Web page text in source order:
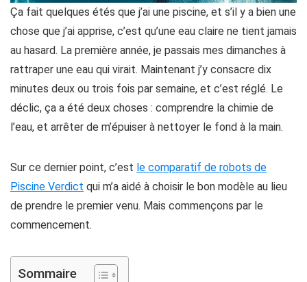
Ça fait quelques étés que j’ai une piscine, et s’il y a bien une
chose que j’ai apprise, c’est qu’une eau claire ne tient jamais
au hasard. La première année, je passais mes dimanches à
rattraper une eau qui virait. Maintenant j’y consacre dix
minutes deux ou trois fois par semaine, et c’est réglé. Le
déclic, ça a été deux choses : comprendre la chimie de
l’eau, et arrêter de m’épuiser à nettoyer le fond à la main.
Sur ce dernier point, c’est le comparatif de robots de
Piscine Verdict qui m’a aidé à choisir le bon modèle au lieu
de prendre le premier venu. Mais commençons par le
commencement.
Sommaire